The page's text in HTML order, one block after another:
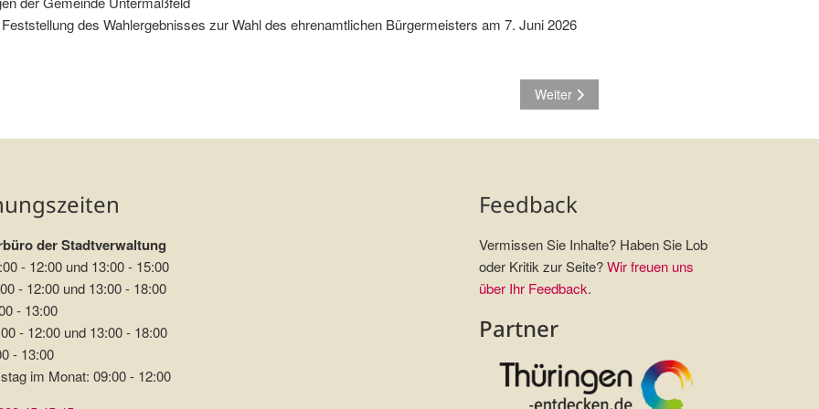
des Wahlergebnisses zur Wahl des ehrenamtlichen Bürgermeisters am 7. Juni 2026
und Behördenbeteiligung Nächster Beitrag: Amtsblatt 08/2026 veröffentlicht
Weiter
der Stadtverwaltung
- 12:00 und 13:00 - 15:00
- 12:00 und 13:00 - 18:00
- 13:00
- 12:00 und 13:00 - 18:00
- 13:00
im Monat: 09:00 - 12:00
Feedback
Vermissen Sie Inhalte? Haben Sie Lob
oder Kritik zur Seite?Wir freuen uns
über Ihr Feedback.
Partner